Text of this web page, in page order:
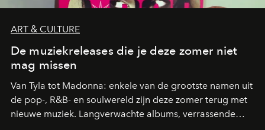
ART & CULTURE
De muziekreleases die je deze zomer niet
mag missen
Van Tyla tot Madonna: enkele van de grootste namen uit
de pop-, R&B- en soulwereld zijn deze zomer terug met
nieuwe muziek. Langverwachte albums, verrassende